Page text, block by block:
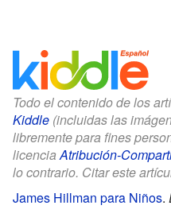
Todo el contenido de los
Kiddle (incluidas las
libremente para fines
licenciaAtribución-
lo contrario. Citar este
James Hillman para Niños.